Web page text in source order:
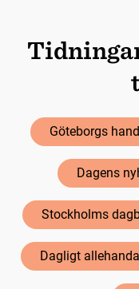
Göteborgs
Dagens
Stockholms
Dagligt allehanda